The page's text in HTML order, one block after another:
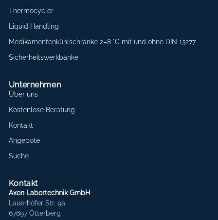
Thermocycler
Liquid Handling
Medikamentenkühlschränke 2–8 °C mit und ohne DIN 13277
Sicherheitswerkbänke
Unternehmen
Über uns
Kostenlose Beratung
Kontakt
Angebote
Suche
Kontakt
Axon Labortechnik GmbH
Lauerhöfer Str. 9a
67697 Otterberg